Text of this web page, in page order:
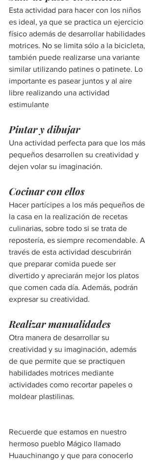
Esta actividad para hacer con los niños
es ideal, ya que se practica un ejercicio
físico además de desarrollar habilidades
motrices. No se limita sólo a la bicicleta,
también puede realizarse una variante
similar utilizando patines o patinete. Lo
importante es pasear juntos y al aire
libre realizando una actividad
estimulante
Pintar y dibujar
Una actividad perfecta para que los más
pequeños desarrollen su creatividad y
dejen volar su imaginación.
Cocinar con ellos
Hacer partícipes a los más pequeños de
la casa en la realización de recetas
culinarias, sobre todo si se trata de
repostería, es siempre recomendable. A
través de esta actividad descubrirán
que preparar comida puede ser
divertido y apreciarán mejor los platos
que comen cada día. Además, podrán
expresar su creatividad.
Realizar manualidades
Otra manera de desarrollar su
creatividad y su imaginación, además
de que permite que se practiquen
habilidades motrices mediante
actividades como recortar papeles o
moldear plastilinas.
Recuerde que estamos en nuestro
hermoso pueblo Mágico llamado
Huauchinango y que para conocerlo